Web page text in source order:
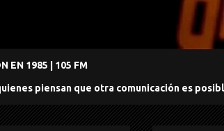
EN 1985 | 105 FM
piensan que otra comunicación es